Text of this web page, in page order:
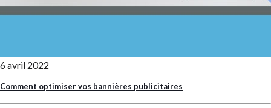
6 avril 2022
Comment optimiser vos bannières publicitaires